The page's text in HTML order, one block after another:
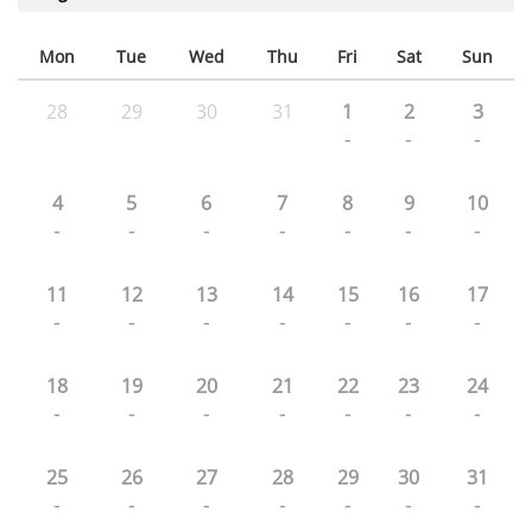
Mon Tue Wed Thu Fri Sat Sun
28 29 30 31 1
-
2
-
3
-
4
-
5
-
6
-
7
-
8
-
9
-
10
-
11
-
12
-
13
-
14
-
15
-
16
-
17
-
18
-
19
-
20
-
21
-
22
-
23
-
24
-
25
-
26
-
27
-
28
-
29
-
30
-
31
-